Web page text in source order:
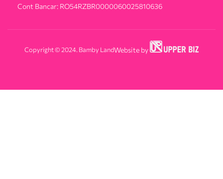
Cont Bancar: RO54RZBR0000060025810636
Copyright © 2024. Bamby LandWebsite by